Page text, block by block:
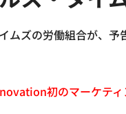
ムズの労働組合が、
初のマーケテ